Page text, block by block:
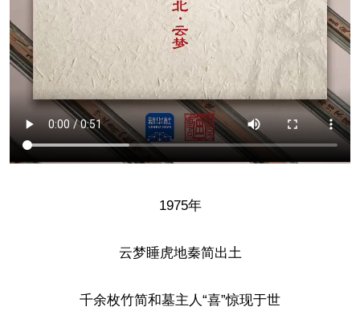
1975年
云梦睡虎地秦简出土
千余枚竹简和墓主人“喜”惊现于世